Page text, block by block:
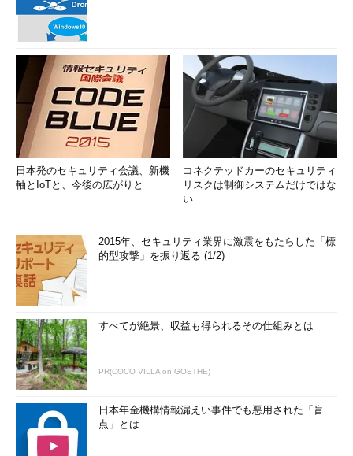
日本発のセキュリティ会議、新機
軸とIoTと、今後の広がりと
コネクテッドカーのセキュリティ
リスクは制御システムだけではな
い
2015年、セキュリティ業界に激震をもたらした「標
的型攻撃」を振り返る (1/2)
すべてが絶景、収益も得られるその仕組みとは
PR(COCO VILLA on GOETHE)
日本年金機構情報漏えい事件でも悪用された「盲
点」とは